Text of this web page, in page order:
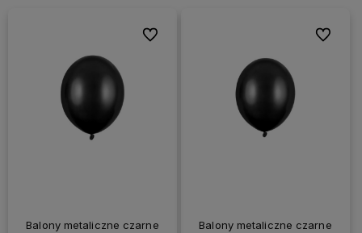
Balony metaliczne czarne
Do ulubionych
Balony metaliczne czarne
Do